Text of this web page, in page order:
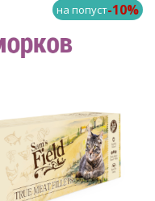
на попуст-10%